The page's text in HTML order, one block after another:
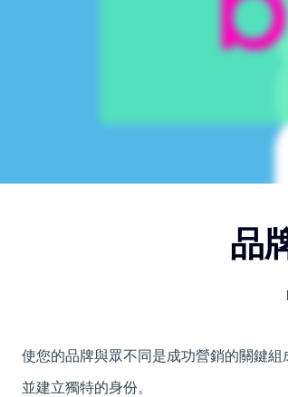
品
使您的品牌與眾不同是成功營銷的關鍵
並建立獨特的身份。